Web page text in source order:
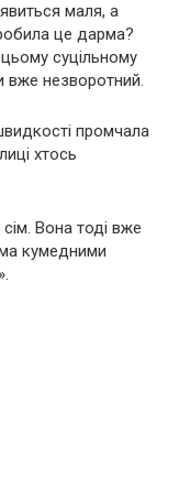
маля, а
це дарма?
суцільному
вже незворотний.
промчала
хтось
Вона тоді вже
кумедними